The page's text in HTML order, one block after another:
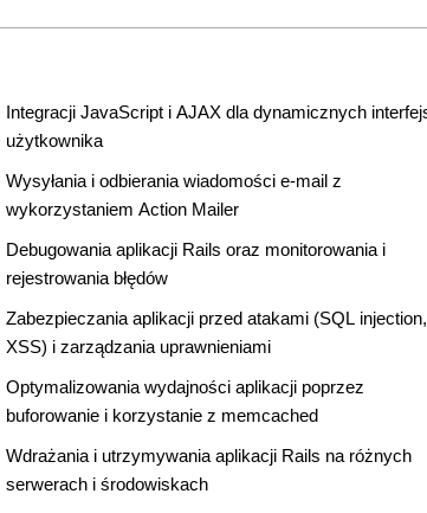
Integracji JavaScript i AJAX dla dynamicznych
użytkownika
Wysyłania i odbierania wiadomości e-mail z
wykorzystaniem Action Mailer
Debugowania aplikacji Rails oraz monitorowania i
rejestrowania błędów
Zabezpieczania aplikacji przed atakami (SQL injection,
XSS) i zarządzania uprawnieniami
Optymalizowania wydajności aplikacji poprzez
buforowanie i korzystanie z memcached
Wdrażania i utrzymywania aplikacji Rails na różnych
serwerach i środowiskach